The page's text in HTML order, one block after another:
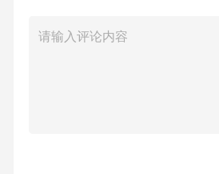
题：本题包括4小题，共20分
请用下列物质的序号填空。